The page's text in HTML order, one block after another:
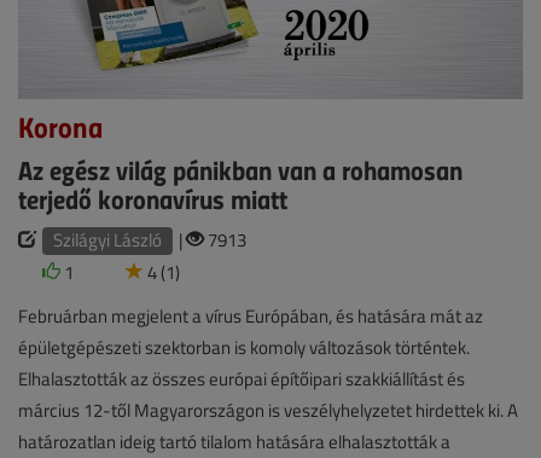
Korona
Az egész világ pánikban van a rohamosan
terjedő koronavírus miatt
Szilágyi László |
7913
1
4 (1)
Februárban megjelent a vírus Európában, és hatására mát az
épületgépészeti szektorban is komoly változások történtek.
Elhalasztották az összes európai építőipari szakkiállítást és
március 12-től Magyarországon is veszélyhelyzetet hirdettek ki. A
határozatlan ideig tartó tilalom hatására elhalasztották a